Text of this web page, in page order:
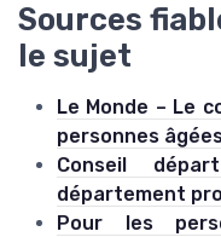
Sources
le sujet
Le Monde – Le
personnes
Conseil
département
Pour les